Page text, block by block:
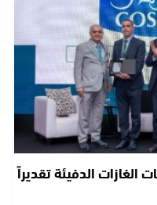
الغازات الدفيئة تقديراً